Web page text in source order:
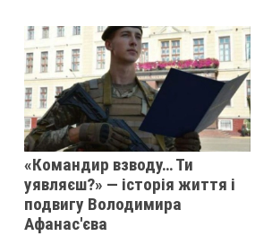
«Командир взводу… Ти
уявляєш?» — історія життя і
подвигу Володимира
Афанас'єва